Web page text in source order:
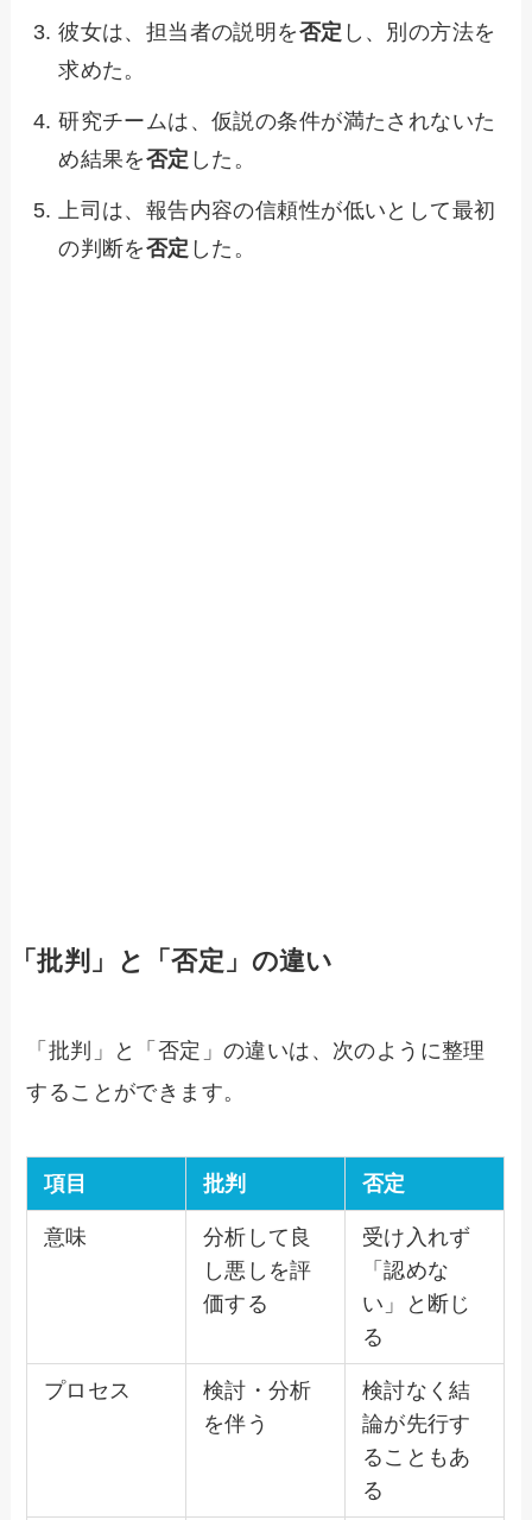
彼女は、担当者の説明を否定 し、別の方法を
求めた。
研究チームは、仮説の条件が満たされないた
め結果を否定 した。
上司は、報告内容の信頼性が低いとして最初
の判断を否定 した。
「批判」と「否定」の違い
「批判」と「否定」の違いは、次のように整理
することができます。
項目 批判 否定
意味
分析して良
し悪しを評
価する
受け入れず
「認めな
い」と断じ
る
プロセス
検討・分析
を伴う
検討なく結
論が先行す
ることもあ
る